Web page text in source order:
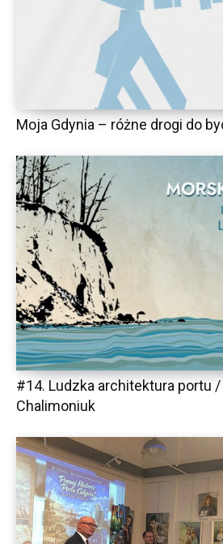
Moja Gdynia – różne drogi do
#14. Ludzka architektura portu /
Chalimoniuk